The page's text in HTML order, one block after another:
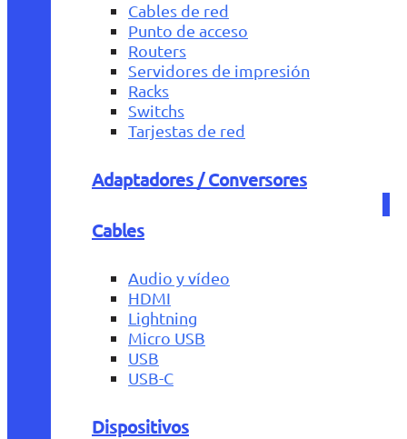
Cables de red
Punto de acceso
Routers
Servidores de impresión
Racks
Switchs
Tarjestas de red
Adaptadores / Conversores
Cables
Audio y vídeo
HDMI
Lightning
Micro USB
USB
USB-C
Dispositivos